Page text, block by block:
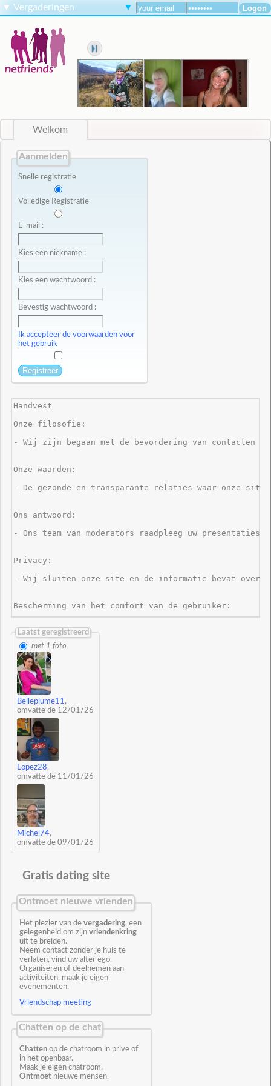
▼ Vergaderingen ▼
Welkom
Aanmelden
Snelle registratie
Volledige Registratie
E-mail :
Kies een nickname :
Kies een wachtwoord :
Bevestig wachtwoord :
Ik accepteer de voorwaarden voor
het gebruik
Handvest
Onze filosofie:
- Wij zijn begaan met de bevordering van contacten
Onze waarden:
- De gezonde en transparante relaties waar onze
Ons antwoord:
- Ons team van moderators raadpleeg uw
Privacy:
- Wij sluiten onze site en de informatie bevat over
Bescherming van het comfort van de gebruiker:
Correspondentie met de leden:
- Wij zijn het niet verspreiden van informatie over
Laatst geregistreerd
met 1 foto
Belleplume11 ,
omvatte de 12/01/26
Lopez28,
omvatte de 11/01/26
Michel74,
omvatte de 09/01/26
Gratis dating site
Ontmoet nieuwe vrienden
Het plezier van devergadering, een
gelegenheid om zijnvriendenkring
uit te breiden.
Neem contact zonder je huis te
verlaten, vind uw alter ego.
Organiseren of deelnemen aan
activiteiten, maak je eigen
evenementen.
Vriendschap meeting
Chatten op de chat
Chatten op de chatroom in prive of
in het openbaar.
Maak je eigen chatroom.
Ontmoet nieuwe mensen.